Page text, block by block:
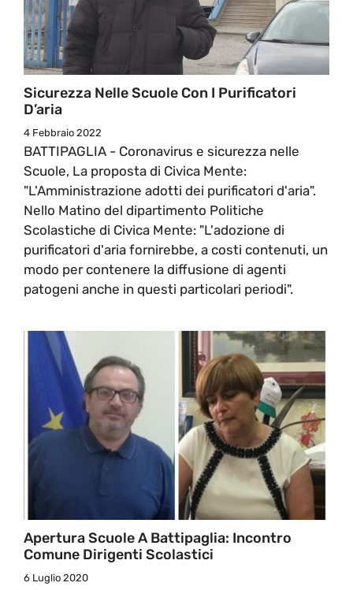
Sicurezza Nelle Scuole Con I Purificatori
D’aria
4 Febbraio 2022
BATTIPAGLIA - Coronavirus e sicurezza nelle
Scuole, La proposta di Civica Mente:
"L'Amministrazione adotti dei purificatori d'aria".
Nello Matino del dipartimento Politiche
Scolastiche di Civica Mente: "L'adozione di
purificatori d'aria fornirebbe, a costi contenuti, un
modo per contenere la diffusione di agenti
patogeni anche in questi particolari periodi".
Apertura Scuole A Battipaglia: Incontro
Comune Dirigenti Scolastici
6 Luglio 2020